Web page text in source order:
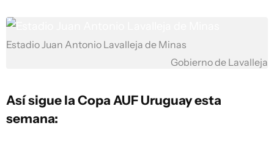
Estadio Juan Antonio Lavalleja de Minas
Gobierno de Lavalleja
Así sigue la Copa AUF Uruguay esta
semana: